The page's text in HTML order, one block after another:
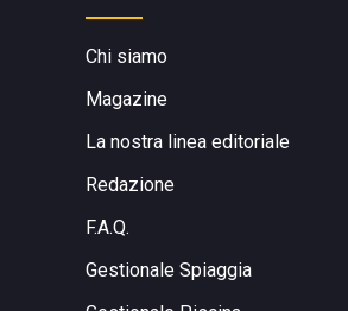
Chi siamo
Magazine
La nostra linea editoriale
Redazione
F.A.Q.
Gestionale Spiaggia